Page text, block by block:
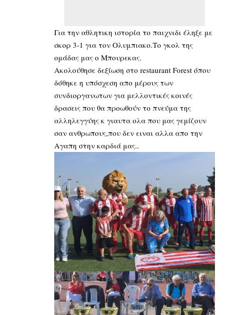
Για την αθλητικη ιστορία το παιχνιδι έληξε με
σκορ 3-1 για τον Ολυμπιακο.Το γκολ της
ομάδας μας ο Μπουρεκας.
Ακολούθησε δεξίωση στο restaurant Forest όπου
δόθηκε η υπόσχεση απο μέρους των
συνδιοργανωτων για μελλοντικές κοινές
δρασεις που θα προωθούν το πνεύμα της
αλληλεγγύης κ γιαυτα ολα που μας γεμίζουν
σαν ανθρωπους,που δεν ειναι αλλα απο την
Αγαπη στην καρδιά μας..